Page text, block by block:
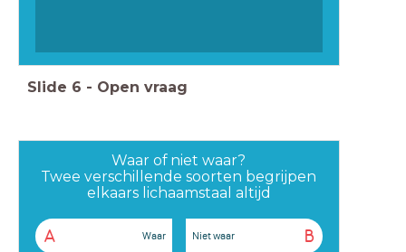
Slide 6 - Open vraag
Waar of niet waar?
Twee verschillende soorten begrijpen
elkaars lichaamstaal altijd
A Waar B
Niet waar